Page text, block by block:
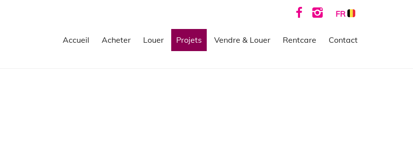
FR
Accueil Acheter Louer Projets Vendre & Louer Rentcare Contact